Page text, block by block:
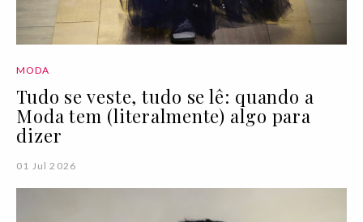
MODA
Tudo se veste, tudo se lê: quando a
Moda tem (literalmente) algo para
dizer
01 Jul 2026